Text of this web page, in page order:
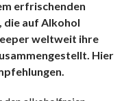
erfrischenden
die auf Alkohol
weltweit ihre
Hier